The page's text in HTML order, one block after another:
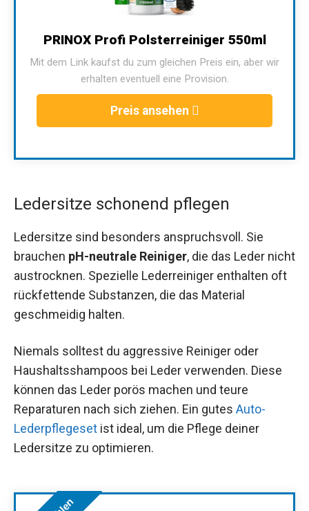
PRINOX Profi Polsterreiniger 550ml
Mit dem Link kaufst du zum gleichen Preis ein, aber wir
erhalten eventuell eine Provision.
Preis ansehen
Ledersitze schonend pflegen
Ledersitze sind besonders anspruchsvoll. Sie
brauchen pH-neutrale Reiniger, die das Leder nicht
austrocknen. Spezielle Lederreiniger enthalten oft
rückfettende Substanzen, die das Material
geschmeidig halten.
Niemals solltest du aggressive Reiniger oder
Haushaltsshampoos bei Leder verwenden. Diese
können das Leder porös machen und teure
Reparaturen nach sich ziehen. Ein gutes Auto-
Lederpflegeset ist ideal, um die Pflege deiner
Ledersitze zu optimieren.